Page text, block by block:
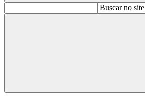
BuscarBuscar no site
Buscar